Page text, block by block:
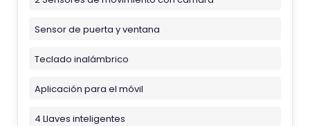
Sensor de puerta y ventana
Teclado inalámbrico
Aplicación para el móvil
4 Llaves inteligentes